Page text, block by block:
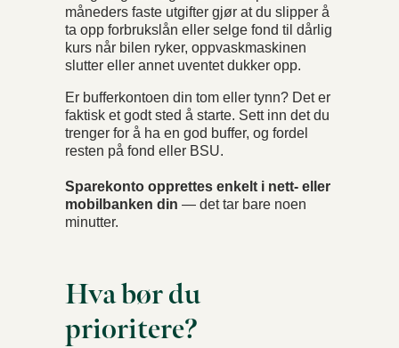
måneders faste utgifter gjør at du slipper å
ta opp forbrukslån eller selge fond til dårlig
kurs når bilen ryker, oppvaskmaskinen
slutter eller annet uventet dukker opp.
Er bufferkontoen din tom eller tynn? Det er
faktisk et godt sted å starte. Sett inn det du
trenger for å ha en god buffer, og fordel
resten på fond eller BSU.
Sparekonto opprettes enkelt i nett- eller
mobilbanken din — det tar bare noen
minutter.
Hva bør du
prioritere?